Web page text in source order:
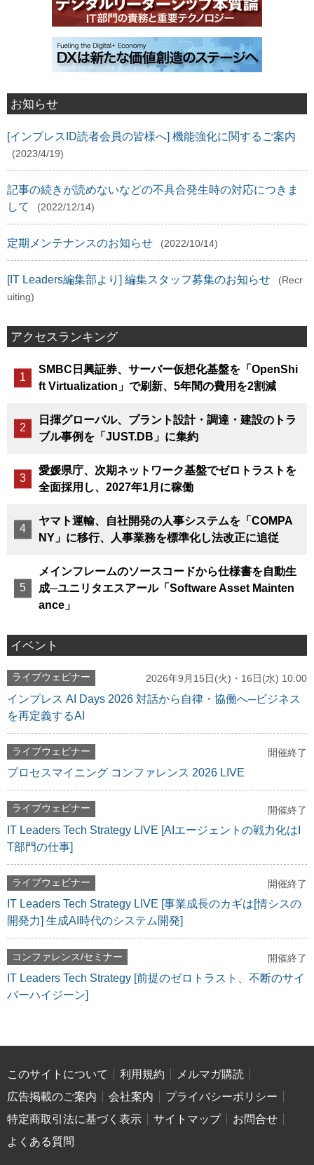
お知らせ
[インプレスID読者会員の皆様へ] 機能強化に関するご案内
(2023/4/19)
記事の続きが読めないなどの不具合発生時の対応につきま
して
(2022/12/14)
定期メンテナンスのお知らせ (2022/10/14)
[IT Leaders編集部より] 編集スタッフ募集のお知らせ
(Recr
uiting)
アクセスランキング
SMBC日興証券、サーバー仮想化基盤を「OpenShi
ft Virtualization」で刷新、5年間の費用を2割減
日揮グローバル、プラント設計・調達・建設のトラ
ブル事例を「JUST.DB」に集約
愛媛県庁、次期ネットワーク基盤でゼロトラストを
全面採用し、2027年1月に稼働
ヤマト運輸、自社開発の人事システムを「COMPA
NY」に移行、人事業務を標準化し法改正に追従
メインフレームのソースコードから仕様書を自動生
成─ユニリタエスアール「Software Asset Mainten
ance」
イベント
ライブウェビナー 2026年9月15日(火)・16日(水) 10:00
インプレス AI Days 2026 対話から自律・協働へ─ビジネス
を再定義するAI
ライブウェビナー 開催終了
プロセスマイニング コンファレンス 2026 LIVE
ライブウェビナー 開催終了
IT Leaders Tech Strategy LIVE [AIエージェントの戦力化はI
T部門の仕事]
ライブウェビナー 開催終了
IT Leaders Tech Strategy LIVE [事業成長のカギは[情シスの
開発力] 生成AI時代のシステム開発]
コンファレンス/セミナー 開催終了
IT Leaders Tech Strategy [前提のゼロトラスト、不断のサイ
バーハイジーン]
このサイトについて 利用規約
メルマガ購読
広告掲載のご案内
会社案内
プライバシーポリシー
特定商取引法に基づく表示
サイトマップ
お問合せ
よくある質問